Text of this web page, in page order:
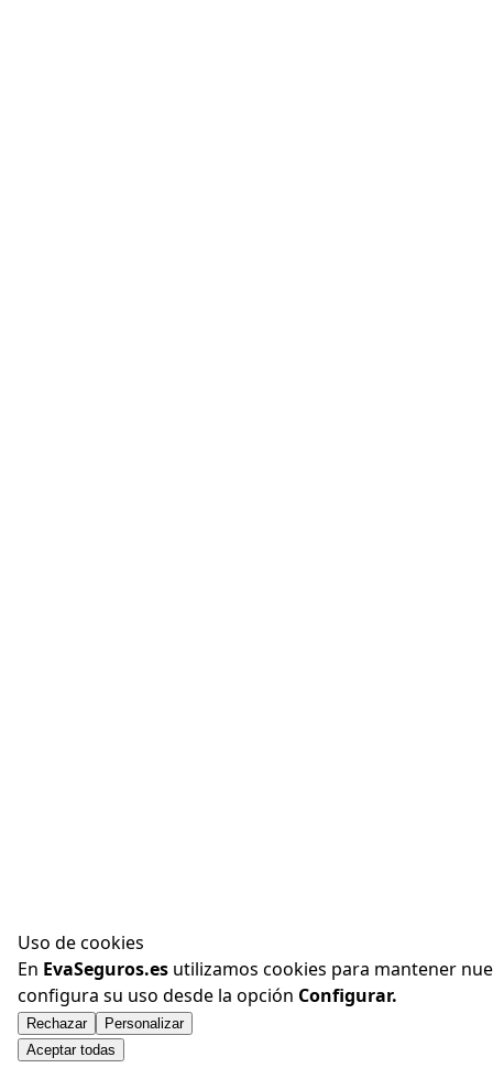
Uso de cookies
En EvaSeguros.es utilizamos cookies para mantener
configura su uso desde la opción Configurar.
Rechazar
Personalizar
Aceptar todas